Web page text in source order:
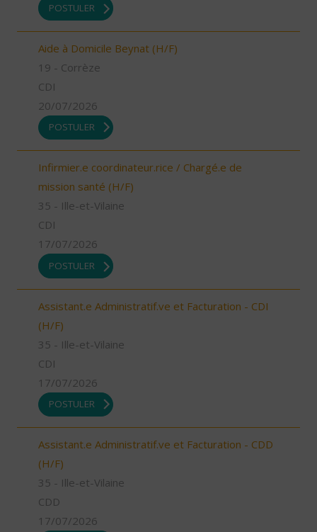
POSTULER
Aide à Domicile Beynat (H/F)
19 - Corrèze
CDI
20/07/2026
POSTULER
Infirmier.e coordinateur.rice / Chargé.e de
mission santé (H/F)
35 - Ille-et-Vilaine
CDI
17/07/2026
POSTULER
Assistant.e Administratif.ve et Facturation - CDI
(H/F)
35 - Ille-et-Vilaine
CDI
17/07/2026
POSTULER
Assistant.e Administratif.ve et Facturation - CDD
(H/F)
35 - Ille-et-Vilaine
CDD
17/07/2026